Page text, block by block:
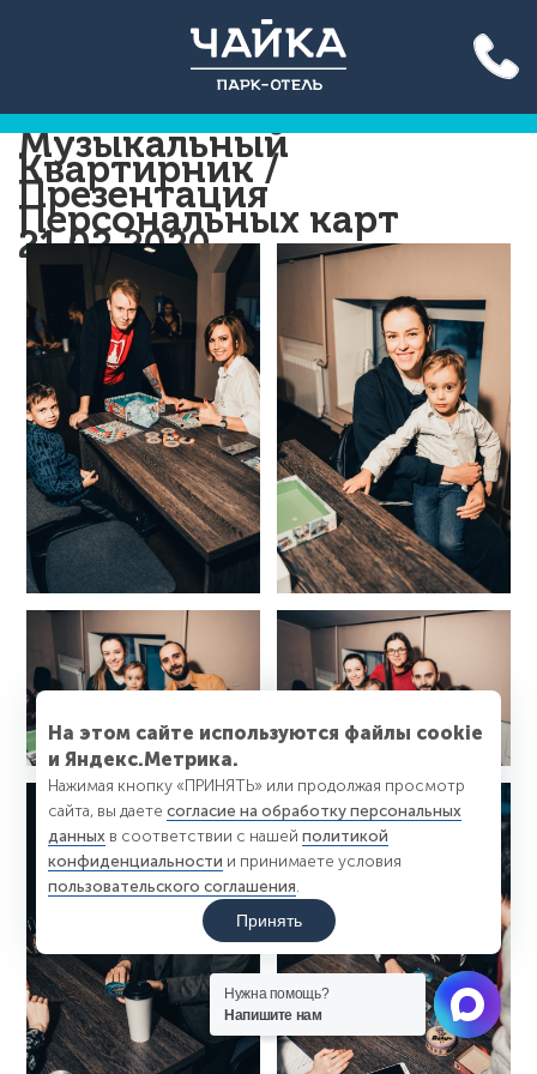
Акция до конца лета: вход
на бассейн 500 руб. для всех!
Подробнее >>
Музыкальный
Квартирник /
Презентация
Персональных карт
21.02.2020
На этом сайте используются файлы cookie
и Яндекс.Метрика.
Нажимая кнопку «ПРИНЯТЬ» или продолжая просмотр
сайта, вы даете согласие на обработку персональных
данных в соответствии с нашей политикой
конфиденциальности и принимаете условия
пользовательского соглашения
Принять
Нужна помощь?
Напишите нам